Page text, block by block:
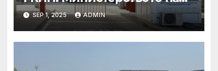
туризма и контролните
органи откриха нарушения
при пътувания
SEP 1, 2025 ADMIN